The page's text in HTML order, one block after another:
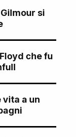
si
che fu
vita a un